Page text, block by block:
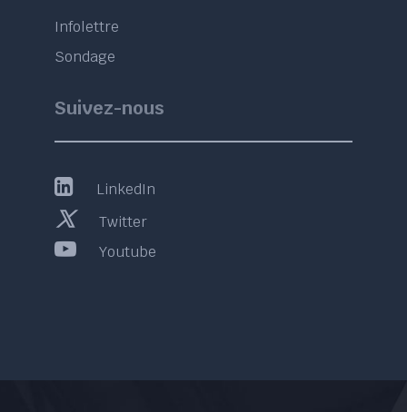
Infolettre
Sondage
Suivez-nous
LinkedIn
Twitter
Youtube